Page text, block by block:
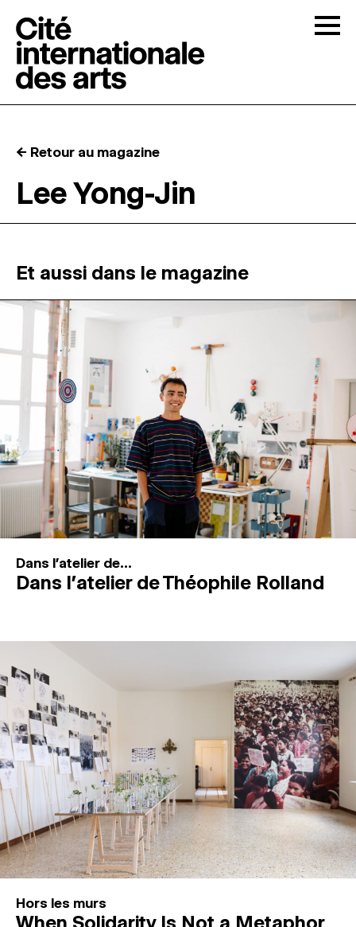
RÉSIDENCES ↓
ATELIERS OUVERTS
PROGRAMMATION
MAGAZINE
ESPACES DE PRATIQUE ARTISTIQUE ↓
Recherche
Connexion
← Retour au magazine
Lee Yong-Jin
Et aussi dans le magazine
Dans l'atelier de...
Dans l’atelier de Théophile Rolland
Hors les murs